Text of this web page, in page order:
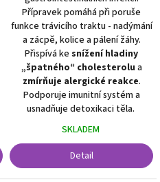
Přípravek pomáhá při poruše
funkce trávicího traktu - nadýmání
a zácpě, kolice a pálení žáhy.
Přispívá ke snížení hladiny
„špatného“ cholesterolu a
zmírňuje alergické reakce.
Podporuje imunitní systém a
usnadňuje detoxikaci těla.
SKLADEM
Detail